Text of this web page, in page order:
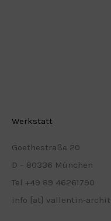
Werkstatt
Goethestraße 20
D – 80336 München
Tel +49 89 46261790
info [at] vallentin-